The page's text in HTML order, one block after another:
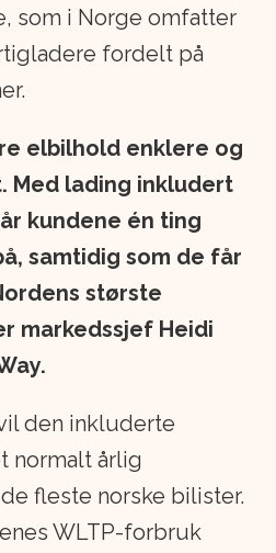
som i Norge omfatter
fordelt på
elbilhold enklere og
Med lading inkludert
kundene én ting
samtidig som de får
største
markedssjef Heidi
den inkluderte
normalt årlig
fleste norske bilister.
WLTP-forbruk